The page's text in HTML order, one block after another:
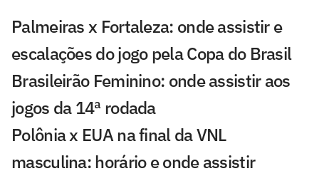
Palmeiras x Fortaleza: onde assistir e
escalações do jogo pela Copa do Brasil
Brasileirão Feminino: onde assistir aos
jogos da 14ª rodada
Polônia x EUA na final da VNL
masculina: horário e onde assistir